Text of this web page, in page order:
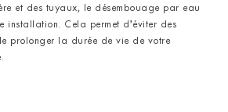
et des tuyaux, le désembouage par eau
installation. Cela permet d’éviter des
prolonger la durée de vie de votre